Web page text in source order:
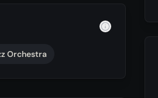
Orchestra